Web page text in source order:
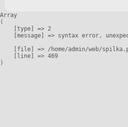
Array
(
    [type] => 2
[message] => syntax error,
[file] => /home/admin/web/
    [line] => 469